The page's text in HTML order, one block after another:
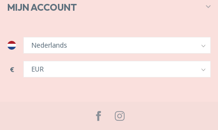
MIJN ACCOUNT
€